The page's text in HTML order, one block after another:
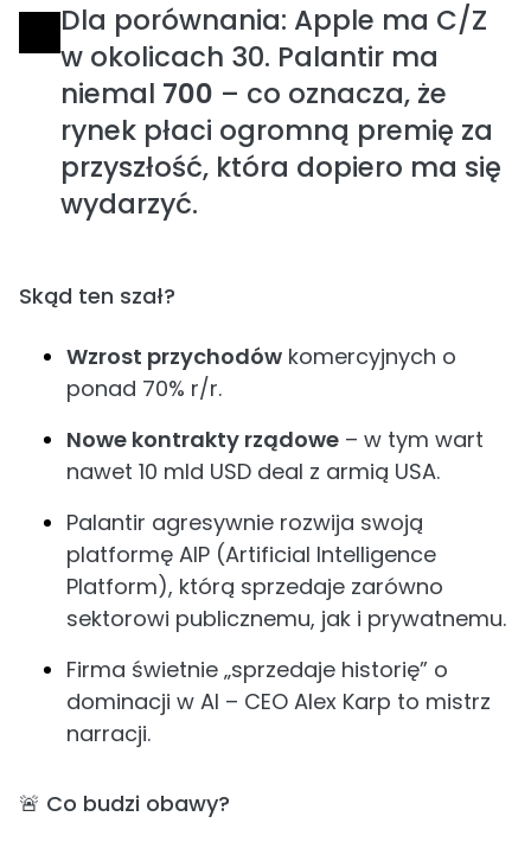
Dla porównania: Apple ma C/Z
w okolicach 30. Palantir ma
niemal 700 – co oznacza, że
rynek płaci ogromną premię za
przyszłość, która dopiero ma się
wydarzyć.
Skąd ten szał?
Wzrost przychodów komercyjnych o
ponad 70% r/r.
Nowe kontrakty rządowe – w tym wart
nawet 10 mld USD deal z armią USA.
Palantir agresywnie rozwija swoją
platformę AIP (Artificial Intelligence
Platform), którą sprzedaje zarówno
sektorowi publicznemu, jak i prywatnemu.
Firma świetnie „sprzedaje historię” o
dominacji w AI – CEO Alex Karp to mistrz
narracji.
🚨 Co budzi obawy?